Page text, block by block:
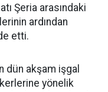
Şeria arasındaki
ardından
etti.
dün akşam işgal
yönelik